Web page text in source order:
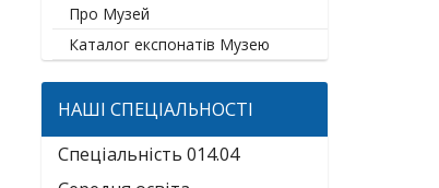
Про Музей
Каталог експонатів Музею
НАШІ СПЕЦІАЛЬНОСТІ
Спеціальність 014.04